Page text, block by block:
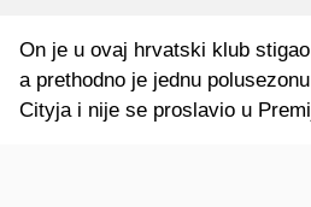
On je u ovaj hrvatski klub
a prethodno je jednu
Cityja i nije se proslavio u